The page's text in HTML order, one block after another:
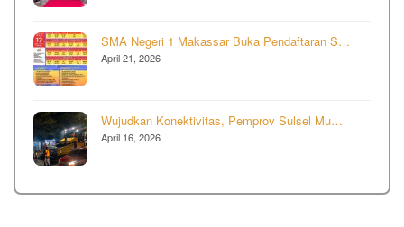
SMA Negeri 1 Makassar Buka Pendaftaran S…
April 21, 2026
Wujudkan Konektivitas, Pemprov Sulsel Mu…
April 16, 2026